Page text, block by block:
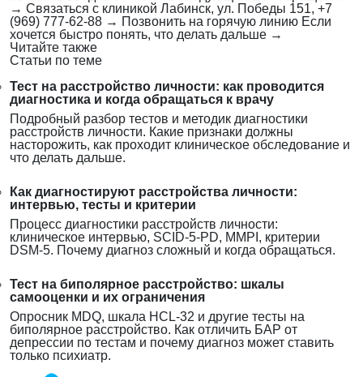
→ Связаться с клиникой Лабинск, ул. Победы 151, +7
(969) 777-62-88 → Позвонить на горячую линию Если
хочется быстро понять, что делать дальше →
Читайте также
Статьи по теме
Тест на расстройство личности: как проводится
диагностика и когда обращаться к врачу
Подробный разбор тестов и методик диагностики
расстройств личности. Какие признаки должны
насторожить, как проходит клиническое обследование и
что делать дальше.
Как диагностируют расстройства личности:
интервью, тесты и критерии
Процесс диагностики расстройств личности:
клиническое интервью, SCID-5-PD, MMPI, критерии
DSM-5. Почему диагноз сложный и когда обращаться.
Тест на биполярное расстройство: шкалы
самооценки и их ограничения
Опросник MDQ, шкала HCL-32 и другие тесты на
биполярное расстройство. Как отличить БАР от
депрессии по тестам и почему диагноз может ставить
только психиатр.